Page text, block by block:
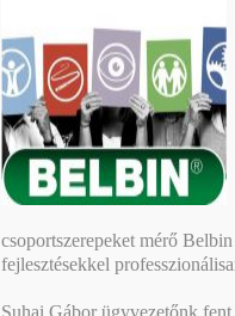
csoportszerepeket mérő
fejlesztésekkel
Suhai Gábor ügyvezetőnk